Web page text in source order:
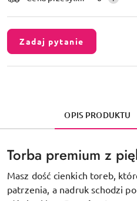
Zadaj pytanie
OPIS PRODUKTU
Torba premium z
Masz dość cienkich toreb,
patrzenia, a nadruk schodzi